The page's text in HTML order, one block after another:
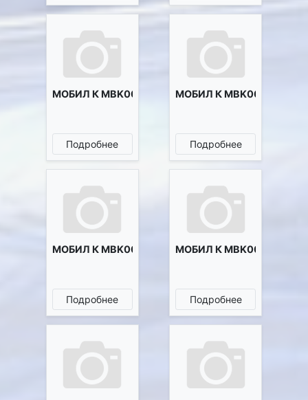
МОБИЛ К MBK0011363
Подробнее
МОБИЛ К MBK0011675
Подробнее
МОБИЛ К MBK0011724
Подробнее
МОБИЛ К MBK0012727
Подробнее